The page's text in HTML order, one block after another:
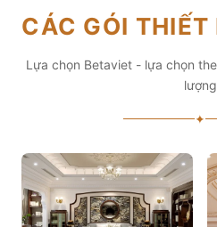
CÁC GÓI THIẾT
Lựa chọn Betaviet - lựa chọn
lượng
✦